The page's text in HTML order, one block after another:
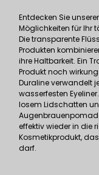
Entdecken Sie
Möglichkeiten für Ihr
Die transparente
Produkten
ihre Haltbarkeit. Ein
Produkt noch
Duraline verwandelt
wasserfesten
losem Lidschatten
effektiv wieder in die
Kosmetikprodukt,
darf.